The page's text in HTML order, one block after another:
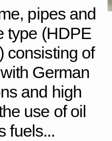
pipes and
type (HDPE
consisting of
German
and high
use of oil
fuels...